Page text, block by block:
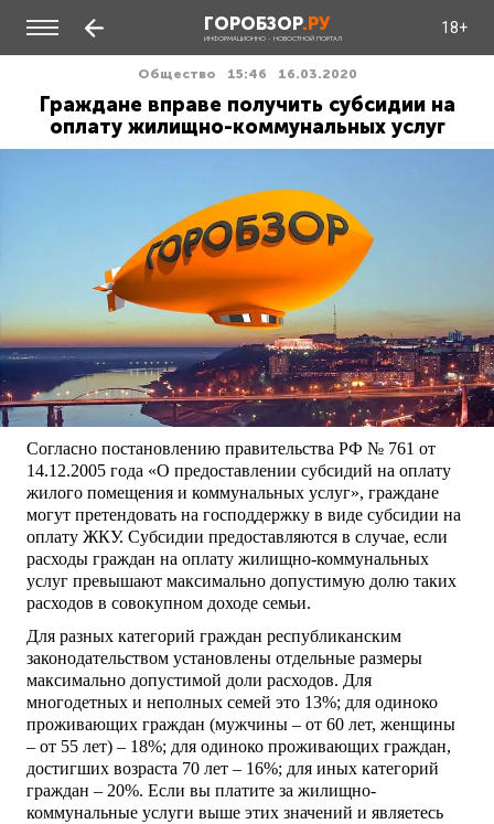
ГОРОБЗОР.РУ
ИНФОРМАЦИОННО - НОВОСТНОЙ ПОРТАЛ
18+
Общество 15:46 16.03.2020
Граждане вправе получить субсидии на
оплату жилищно-коммунальных услуг
Согласно постановлению правительства РФ № 761 от
14.12.2005 года «О предоставлении субсидий на оплату
жилого помещения и коммунальных услуг», граждане
могут претендовать на господдержку в виде субсидии на
оплату ЖКУ. Субсидии предоставляются в случае, если
расходы граждан на оплату жилищно-коммунальных
услуг превышают максимально допустимую долю таких
расходов в совокупном доходе семьи.
Для разных категорий граждан республиканским
законодательством установлены отдельные размеры
максимально допустимой доли расходов. Для
многодетных и неполных семей это 13%; для одиноко
проживающих граждан (мужчины – от 60 лет, женщины
– от 55 лет) – 18%; для одиноко проживающих граждан,
достигших возраста 70 лет – 16%; для иных категорий
граждан – 20%. Если вы платите за жилищно-
коммунальные услуги выше этих значений и являетесь